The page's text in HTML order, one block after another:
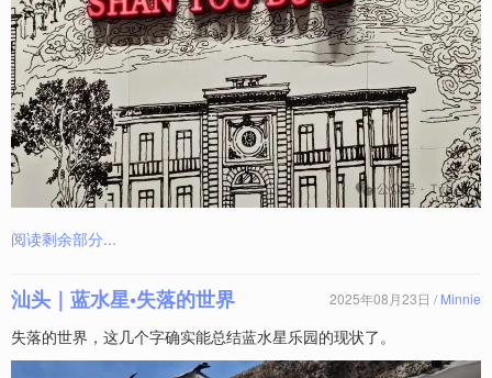
阅读剩余部分...
汕头｜蓝水星•失落的世界 2025年08月23日 / Minnie
失落的世界，这几个字确实能总结蓝水星乐园的现状了。